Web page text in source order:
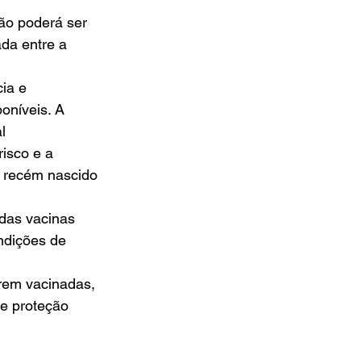
poderá ser
entre a
e
A
e a
nascido
vacinas
de
vacinadas,
proteção